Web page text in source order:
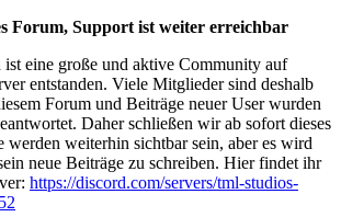
Forum, Support ist weiter erreichbar
ist eine große und aktive Community auf
entstanden. Viele Mitglieder sind deshalb
Forum und Beiträge neuer User wurden
Daher schließen wir ab sofort dieses
werden weiterhin sichtbar sein, aber es wird
neue Beiträge zu schreiben. Hier findet ihr
https://discord.com/servers/tml-studios-